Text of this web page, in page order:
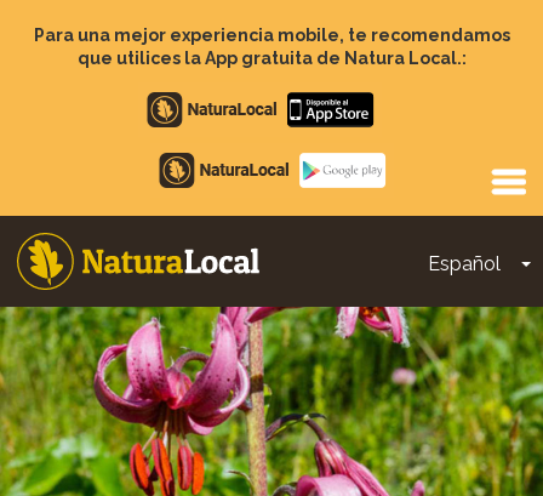
contenido
Para una mejor experiencia mobile, te recomendamos
que utilices la App gratuita de Natura Local.:
Apple
store
Google
Play
Español
Main
navigation